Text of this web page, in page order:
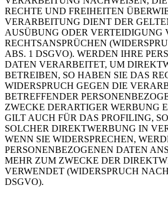
RECHTE UND FREIHEITEN
VERARBEITUNG DIENT DER
AUSÜBUNG ODER VERTEIDIGUNG
RECHTSANSPRÜCHEN
ABS. 1 DSGVO). WERDEN IHRE
DATEN VERARBEITET, UM
BETREIBEN, SO HABEN SIE DAS
WIDERSPRUCH GEGEN DIE
BETREFFENDER
ZWECKE DERARTIGER WERBUNG
GILT AUCH FÜR DAS PROFILING,
SOLCHER DIREKTWERBUNG IN
WENN SIE WIDERSPRECHEN,
PERSONENBEZOGENEN DATEN
MEHR ZUM ZWECKE DER
VERWENDET (WIDERSPRUCH
DSGVO).